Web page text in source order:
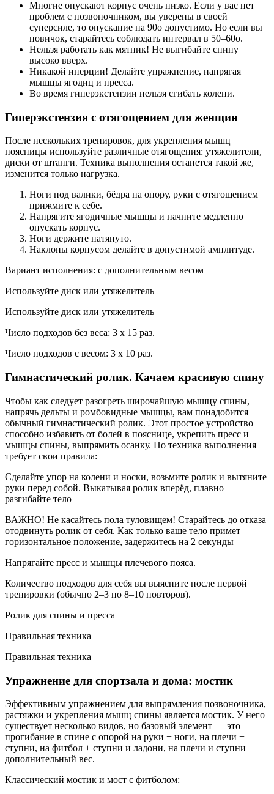
Многие опускают корпус очень низко. Если у вас нет
проблем с позвоночником, вы уверены в своей
суперсиле, то опускание на 90о допустимо. Но если вы
новичок, старайтесь соблюдать интервал в 50–60о.
Нельзя работать как мятник! Не выгибайте спину
высоко вверх.
Никакой инерции! Делайте упражнение, напрягая
мышцы ягодиц и пресса.
Во время гиперэкстензии нельзя сгибать колени.
Гиперэкстензия с отягощением для женщин
После нескольких тренировок, для укрепления мышц
поясницы используйте различные отягощения: утяжелители,
диски от штанги. Техника выполнения останется такой же,
изменится только нагрузка.
Ноги под валики, бёдра на опору, руки с отягощением
прижмите к себе.
Напрягите ягодичные мышцы и начните медленно
опускать корпус.
Ноги держите натянуто.
Наклоны корпусом делайте в допустимой амплитуде.
Вариант исполнения: с дополнительным весом
Используйте диск или утяжелитель
Используйте диск или утяжелитель
Число подходов без веса: 3 х 15 раз.
Число подходов с весом: 3 х 10 раз.
Гимнастический ролик. Качаем красивую спину
Чтобы как следует разогреть широчайшую мышцу спины,
напрячь дельты и ромбовидные мышцы, вам понадобится
обычный гимнастический ролик. Этот простое устройство
способно избавить от болей в пояснице, укрепить пресс и
мышцы спины, выпрямить осанку. Но техника выполнения
требует свои правила:
Сделайте упор на колени и носки, возьмите ролик и вытяните
руки перед собой. Выкатывая ролик вперёд, плавно
разгибайте тело
ВАЖНО! Не касайтесь пола туловищем! Старайтесь до отказа
отодвинуть ролик от себя. Как только ваше тело примет
горизонтальное положение, задержитесь на 2 секунды
Напрягайте пресс и мышцы плечевого пояса.
Количество подходов для себя вы выясните после первой
тренировки (обычно 2–3 по 8–10 повторов).
Ролик для спины и пресса
Правильная техника
Правильная техника
Упражнение для спортзала и дома: мостик
Эффективным упражнением для выпрямления позвоночника,
растяжки и укрепления мышц спины является мостик. У него
существует несколько видов, но базовый элемент — это
прогибание в спине с опорой на руки + ноги, на плечи +
ступни, на фитбол + ступни и ладони, на плечи и ступни +
дополнительный вес.
Классический мостик и мост с фитболом: